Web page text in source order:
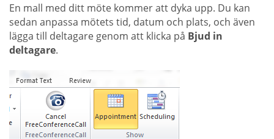
En mall med ditt möte kommer att dyka upp. Du kan
sedan anpassa mötets tid, datum och plats, och även
lägga till deltagare genom att klicka på Bjud in
deltagare.